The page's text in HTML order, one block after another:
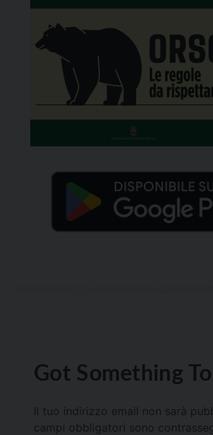
Got Something
Il tuo indirizzo email non sarà
campi obbligatori sono